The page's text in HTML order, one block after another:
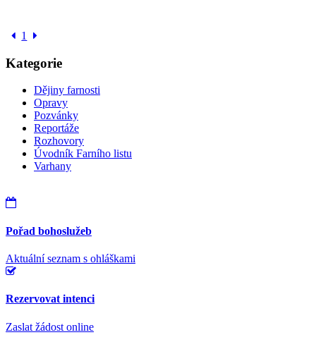
1
Kategorie
Dějiny farnosti
Opravy
Pozvánky
Reportáže
Rozhovory
Úvodník Farního listu
Varhany
Pořad bohoslužeb
Aktuální seznam s ohláškami
Rezervovat intenci
Zaslat žádost online